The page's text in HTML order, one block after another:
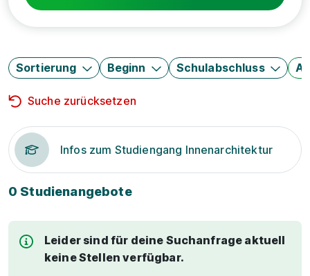
Sortierung Beginn Schulabschluss
Suche zurücksetzen
Infos zum Studiengang Innenarchitektur
0 Studienangebote
Leider sind für deine Suchanfrage aktuell
keine Stellen verfügbar.